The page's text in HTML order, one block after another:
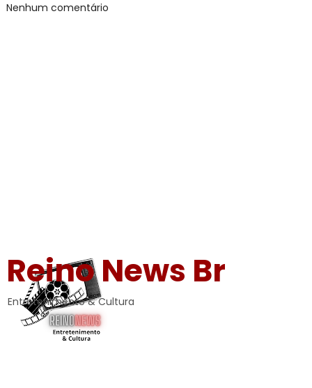
Nenhum comentário
Reino News Br
Entretenimento & Cultura